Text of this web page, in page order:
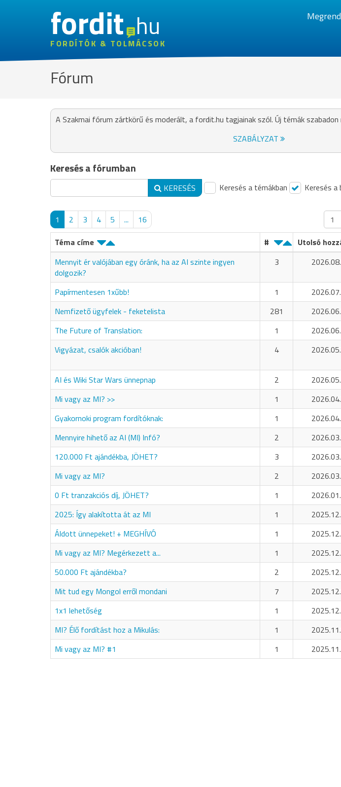
fordithu
FORDÍTÓK & TOLMÁCSOK
Fórum
A Szakmai fórum zártkörű és moderált, a fordit.hu tagjainak szól. Új témák
SZABÁLYZAT
Keresés a fórumban
KERESÉS Keresés a témákban Keresés a
1 2 3 4 5 ... 16
Téma címe
# Utolsó
Mennyit ér valójában egy óránk, ha az AI szinte ingyen
dolgozik?
3
Papírmentesen 1xűbb! 1
Nemfizető ügyfelek - feketelista
281
The Future of Translation:
1
Vigyázat, csalók akcióban!
4
AI és Wiki Star Wars ünnepnap
2
Mi vagy az MI? >>
1
Gyakornoki program fordítóknak:
1
Mennyire hihető az AI (MI) Infó?
2
120.000 Ft ajándékba, JÖHET?
3
Mi vagy az MI?
2
0 Ft tranzakciós díj, JÖHET?
1
2025: Így alakította át az MI
1
Áldott ünnepeket! + MEGHÍVÓ
1
Mi vagy az MI? Megérkezett a...
1
50.000 Ft ajándékba?
2
Mit tud egy Mongol erről mondani
7
1x1 lehetőség
1
MI? Élő fordítást hoz a Mikulás:
1
Mi vagy az MI? #1
1